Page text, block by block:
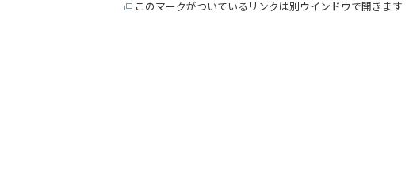
このマークがついているリンクは別ウインドウで開きます